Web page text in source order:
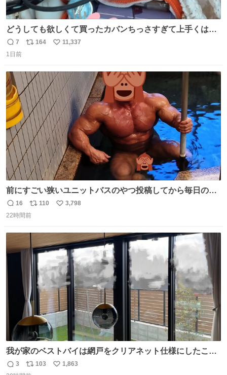
どうしても欲しくて買ったカバンちっさすぎて上手くはめ
ないと荷物入らん。女のカバンってなんでこんなちっさい
の
返
信
7
リ
ト
数
164
い
数
11,337
1日前
前にすごい狭いユニットバスのやつ投稿してから毎日のよ
うに温泉とかに連れてってもらってる。SNS効果凄い。俺
は幸せもんです・・・いつもありがとうございます🫡
返
信
16
リ
ポ
ト
数
110
い
3,798
22時間前
我が家のベストバイは網戸をクリアネット仕様にしたこ
と。網目が細かいから虫の侵入は一切許さないし、見た目
返
3
リ
103
い
1,863